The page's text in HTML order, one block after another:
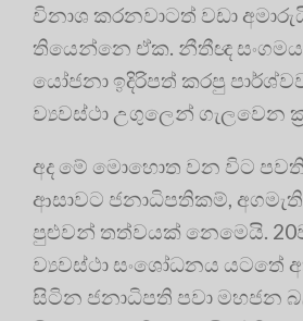
විනාශ කරනවාටත් වඩා
තියෙන්නෙ ඒක. නීතීඥ සංගමය
යෝජනා ඉදිරිපත් කරපු
ව්‍යවස්ථා උගුලෙන් ගැලවෙන
අද මේ මොහොත වන විට
ආසාවට ජනාධිපතිකම්,
පුළුවන් තත්වයක් නෙමෙයි.
ව්‍යවස්ථා සංශෝධනය යටතේ
සිටින ජනාධිපති පවා මහජන